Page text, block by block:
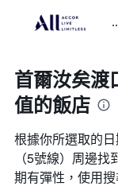
首爾汝矣渡
值的飯店
根據你所選取的
（5號線）​周邊
期有彈性，使用